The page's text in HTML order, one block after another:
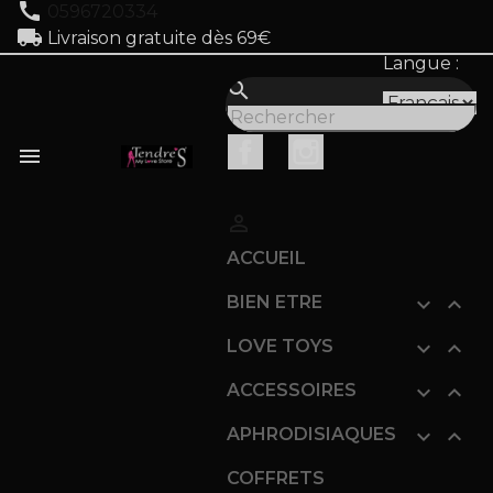
call
local_shipping Livraison gratuite dès 69€
Langue :

search
ACCUEIL
 
BIEN ETRE
 
LOVE TOYS
 
ACCESSOIRES
 
APHRODISIAQUES
COFFRETS